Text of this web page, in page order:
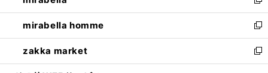
開
く
ウ
で
開
く
ン
ド
ウ
で
開
ウ
ィ
ン
ド
ウ
新
し
い
ウ
ィ
ン
mirabella homme
新
し
い
ウ
zakka market
新
し